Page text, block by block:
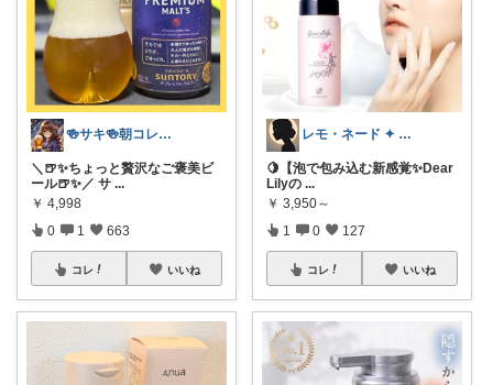
🍻サキ🍻朝コレ☀️9日お休み💤
＼🍺✨ちょっと贅沢なご褒美ビ
ール🍺✨／ サ ...
￥ 4,998
0 1 663
コレ いいね
レモ・ネード ✦ セレクト 🍋
🍋【泡で包み込む新感覚✨Dear
Lilyの ...
￥ 3,950～
1 0 127
コレ いいね